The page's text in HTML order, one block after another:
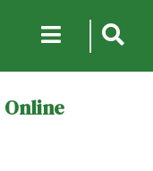
Online